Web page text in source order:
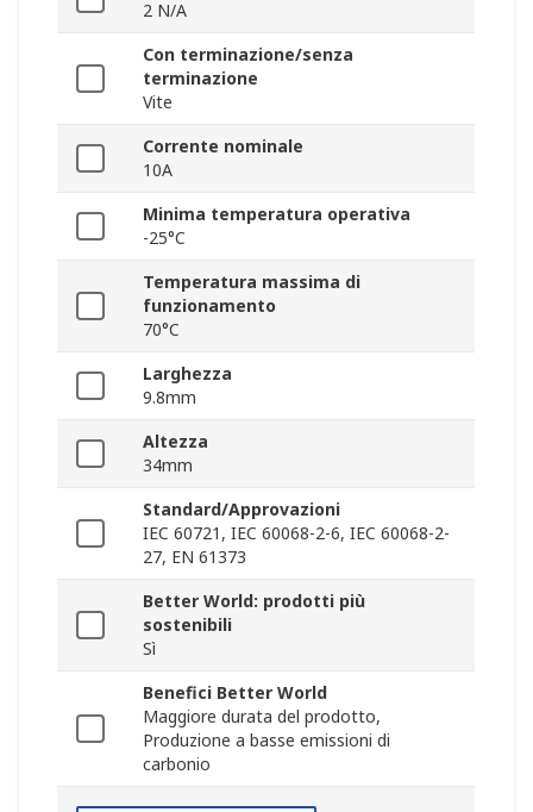
2 N/A
Con terminazione/senza
terminazione
Vite
Corrente nominale
10A
Minima temperatura operativa
-25°C
Temperatura massima di
funzionamento
70°C
Larghezza
9.8mm
Altezza
34mm
Standard/Approvazioni
IEC 60721, IEC 60068-2-6, IEC 60068-2-
27, EN 61373
Better World: prodotti più
sostenibili
Sì
Benefici Better World
Maggiore durata del prodotto,
Produzione a basse emissioni di
carbonio